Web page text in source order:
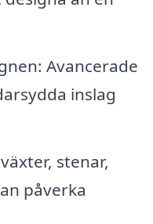
Avancerade
inslag
stenar,
påverka